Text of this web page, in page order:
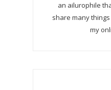
an ailurophile
share many
my